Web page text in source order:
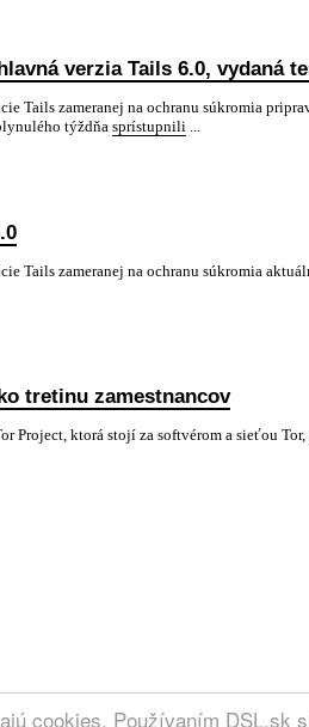
cookies. Používaním DSL.sk
verzia Tails 6.0, vydaná
Tails zameranej na ochranu súkromia
týždňa sprístupnili ...
Tails zameranej na ochranu súkromia
tretinu zamestnancov
Project, ktorá stojí za softvérom a sieťou Tor,
práva vyhradené. | Kontakt: admin @ dsl.sk